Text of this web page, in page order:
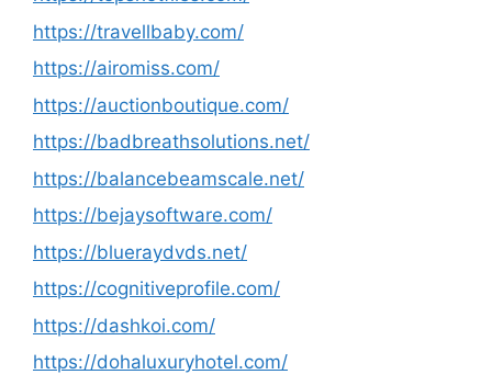
https://travellbaby.com/
https://airomiss.com/
https://auctionboutique.com/
https://badbreathsolutions.net/
https://balancebeamscale.net/
https://bejaysoftware.com/
https://blueraydvds.net/
https://cognitiveprofile.com/
https://dashkoi.com/
https://dohaluxuryhotel.com/